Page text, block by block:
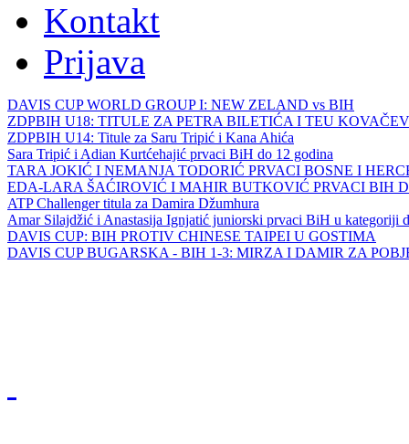
Kontakt
Prijava
DAVIS CUP WORLD GROUP I: NEW ZELAND vs BIH
ZDPBIH U18: TITULE ZA PETRA BILETIĆA I TEU
ZDPBIH U14: Titule za Saru Tripić i Kana Ahića
Sara Tripić i Adian Kurtćehajić prvaci BiH do 12 godina
TARA JOKIĆ I NEMANJA TODORIĆ PRVACI BOSNE I
EDA-LARA ŠAĆIROVIĆ I MAHIR BUTKOVIĆ PRVACI BIH
ATP Challenger titula za Damira Džumhura
Amar Silajdžić i Anastasija Ignjatić juniorski prvaci BiH u kategoriji
DAVIS CUP: BIH PROTIV CHINESE TAIPEI U GOSTIMA
DAVIS CUP BUGARSKA - BIH 1-3: MIRZA I DAMIR ZA